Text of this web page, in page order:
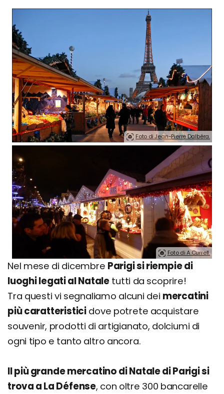
Foto di Jean-Pierre Dalbéra.
Foto di A.Currell.
Nel mese di dicembre Parigi si riempie di
luoghi legati al Nataletutti da scoprire!
Tra questi vi segnaliamo alcuni dei mercatini
più caratteristicidove potrete acquistare
souvenir, prodotti di artigianato, dolciumi di
ogni tipo e tanto altro ancora.
ll più grande mercatino di Natale di Parigi si
trova a La Défense, con oltre 300 bancarelle